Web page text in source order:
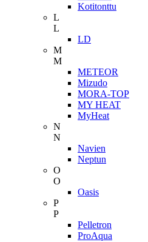
Kotitonttu
L
L
LD
M
M
METEOR
Mizudo
MORA-TOP
MY HEAT
MyHeat
N
N
Navien
Neptun
O
O
Oasis
P
P
Pelletron
ProAqua